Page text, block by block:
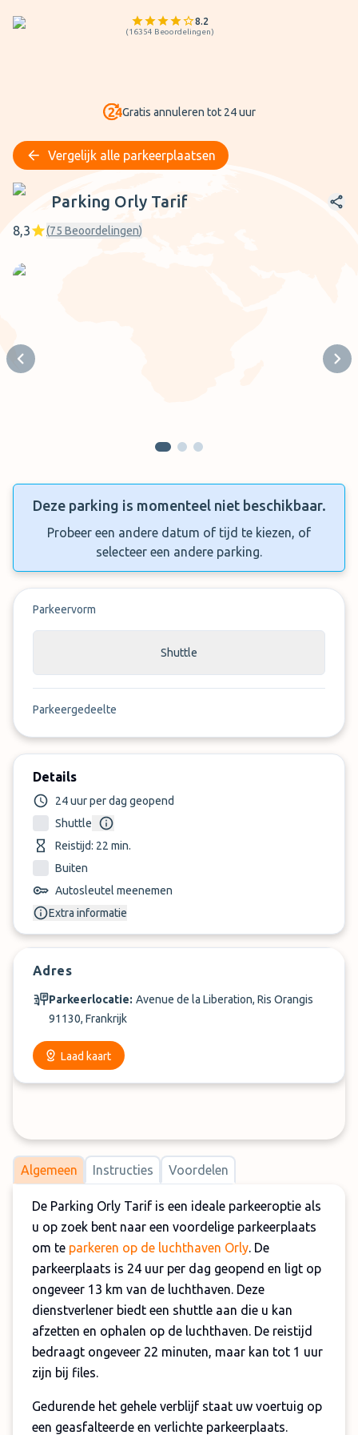
8.2
(16354 Beoordelingen)
Gratis annuleren tot 24 uur
Vergelijk alle parkeerplaatsen
Parking Orly Tarif
Parking Orly Tarif
8,3 (75 Beoordelingen)
Previous slide
Deze parking is momenteel niet beschikbaar.
Probeer een andere datum of tijd te kiezen, of
selecteer een andere parking.
Parkeervorm
Shuttle
Parkeergedeelte
Details
24 uur per dag geopend
Shuttle
Reistijd: 22 min.
Buiten
Autosleutel meenemen
Extra informatie
Adres
Parkeerlocatie: Avenue de la Liberation, Ris Orangis
91130, Frankrijk
Laad kaart
Algemeen Instructies Voordelen
De Parking Orly Tarif is een ideale parkeeroptie als
u op zoek bent naar een voordelige parkeerplaats
om te parkeren op de luchthaven Orly. De
parkeerplaats is 24 uur per dag geopend en ligt op
ongeveer 13 km van de luchthaven. Deze
dienstverlener biedt een shuttle aan die u kan
afzetten en ophalen op de luchthaven. De reistijd
bedraagt ongeveer 22 minuten, maar kan tot 1 uur
zijn bij files.
Gedurende het gehele verblijf staat uw voertuig op
een geasfalteerde en verlichte parkeerplaats.